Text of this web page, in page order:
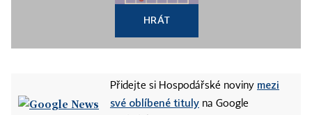
HRÁT
Přidejte si Hospodářské noviny mezi
své oblíbené tituly na Google